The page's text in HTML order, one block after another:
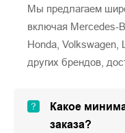
Мы предлагаем
включая Mercedes-
Honda, Volkswagen,
других брендов,
Какое
заказа?